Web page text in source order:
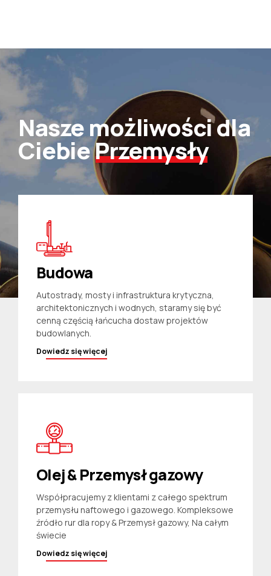
6
7
8
9
0
Nasze możliwości dla
CiebiePrzemysły
Budowa
Autostrady, mosty i infrastruktura krytyczna,
architektonicznych i wodnych, staramy się być
cenną częścią łańcucha dostaw projektów
budowlanych.
Dowiedz się więcej
Olej & Przemysł gazowy
Współpracujemy z klientami z całego spektrum
przemysłu naftowego i gazowego. Kompleksowe
źródło rur dla ropy & Przemysł gazowy, Na całym
świecie
Dowiedz się więcej